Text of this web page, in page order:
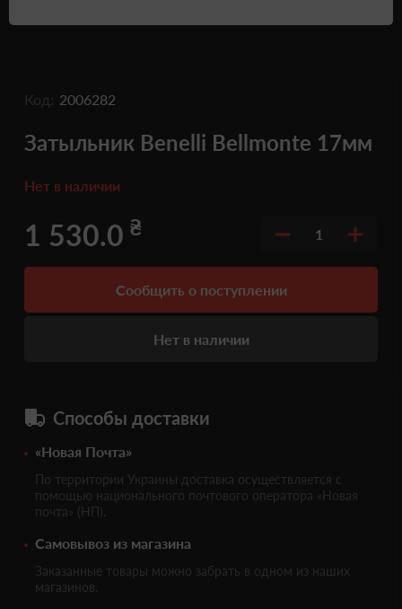
Код: 2006282
Затыльник Benelli Bellmonte 17мм
Нет в наличии
1 530.0 ₴ 1
Сообщить о поступлении
Нет в наличии
Способы доставки
«Новая Почта»
По территории Украины доставка осуществляется с
помощью национального почтового оператора «Новая
почта» (НП).
Самовывоз из магазина
Заказанные товары можно забрать в одном из наших
магазинов.